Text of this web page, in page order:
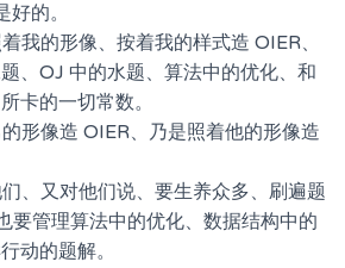
的。
我的形像、按着我的样式造 OIER、
、OJ 中的水题、算法中的优化、和
卡的一切常数。
形像造 OIER、乃是照着他的形像造
、又对他们说、要生养众多、刷遍题
要管理算法中的优化、数据结构中的
动的题解。